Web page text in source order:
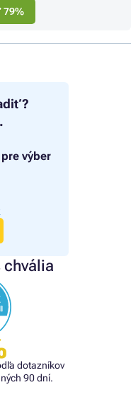
výber
chvália
dotazníkov
90 dní.
79%